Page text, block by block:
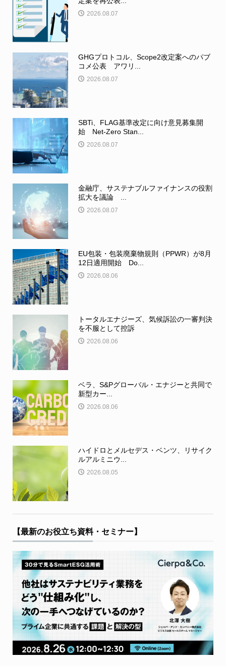
2026.08.07
GHGプロトコル、Scope2改定案へのパブ
コメ公表 アワリ...
2026.08.07
SBTi、FLAG基準改定に向け意見募集開
始 Net-Zero Stan...
2026.08.07
金融庁、サステナブルファイナンスの役割
拡大を議論 ...
2026.08.07
EU包装・包装廃棄物規則（PPWR）が8月
12日適用開始 Do...
2026.08.06
トータルエナジーズ、気候訴訟の一審判決
を不服として控訴
2026.08.06
ベラ、S&Pグローバル・エナジーと共同で
新型カー...
2026.08.06
ハイドロとメルセデス・ベンツ、リサイク
ルアルミニウ...
2026.08.05
【最新のお役立ち資料・セミナー】